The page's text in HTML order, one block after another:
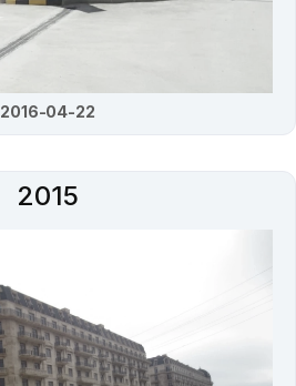
2016-04-22
2015